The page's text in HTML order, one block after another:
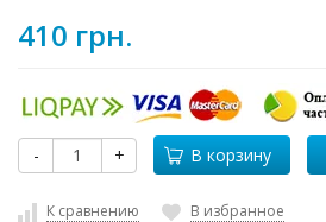
410 грн.
- + В корзину
К сравнению В избранное